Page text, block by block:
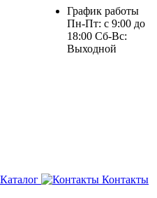
График работы
Пн-Пт: с 9:00 до
18:00 Сб-Вс:
Выходной
Каталог Контакты